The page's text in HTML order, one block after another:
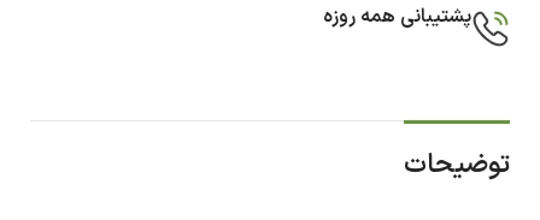
پشتیبانی همه روزه
توضیحات